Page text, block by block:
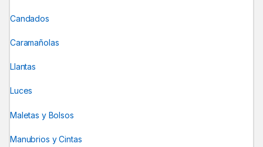
Candados
Caramañolas
Llantas
Luces
Maletas y Bolsos
Manubrios y Cintas